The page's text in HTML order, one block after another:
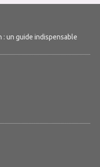
: un guide indispensable